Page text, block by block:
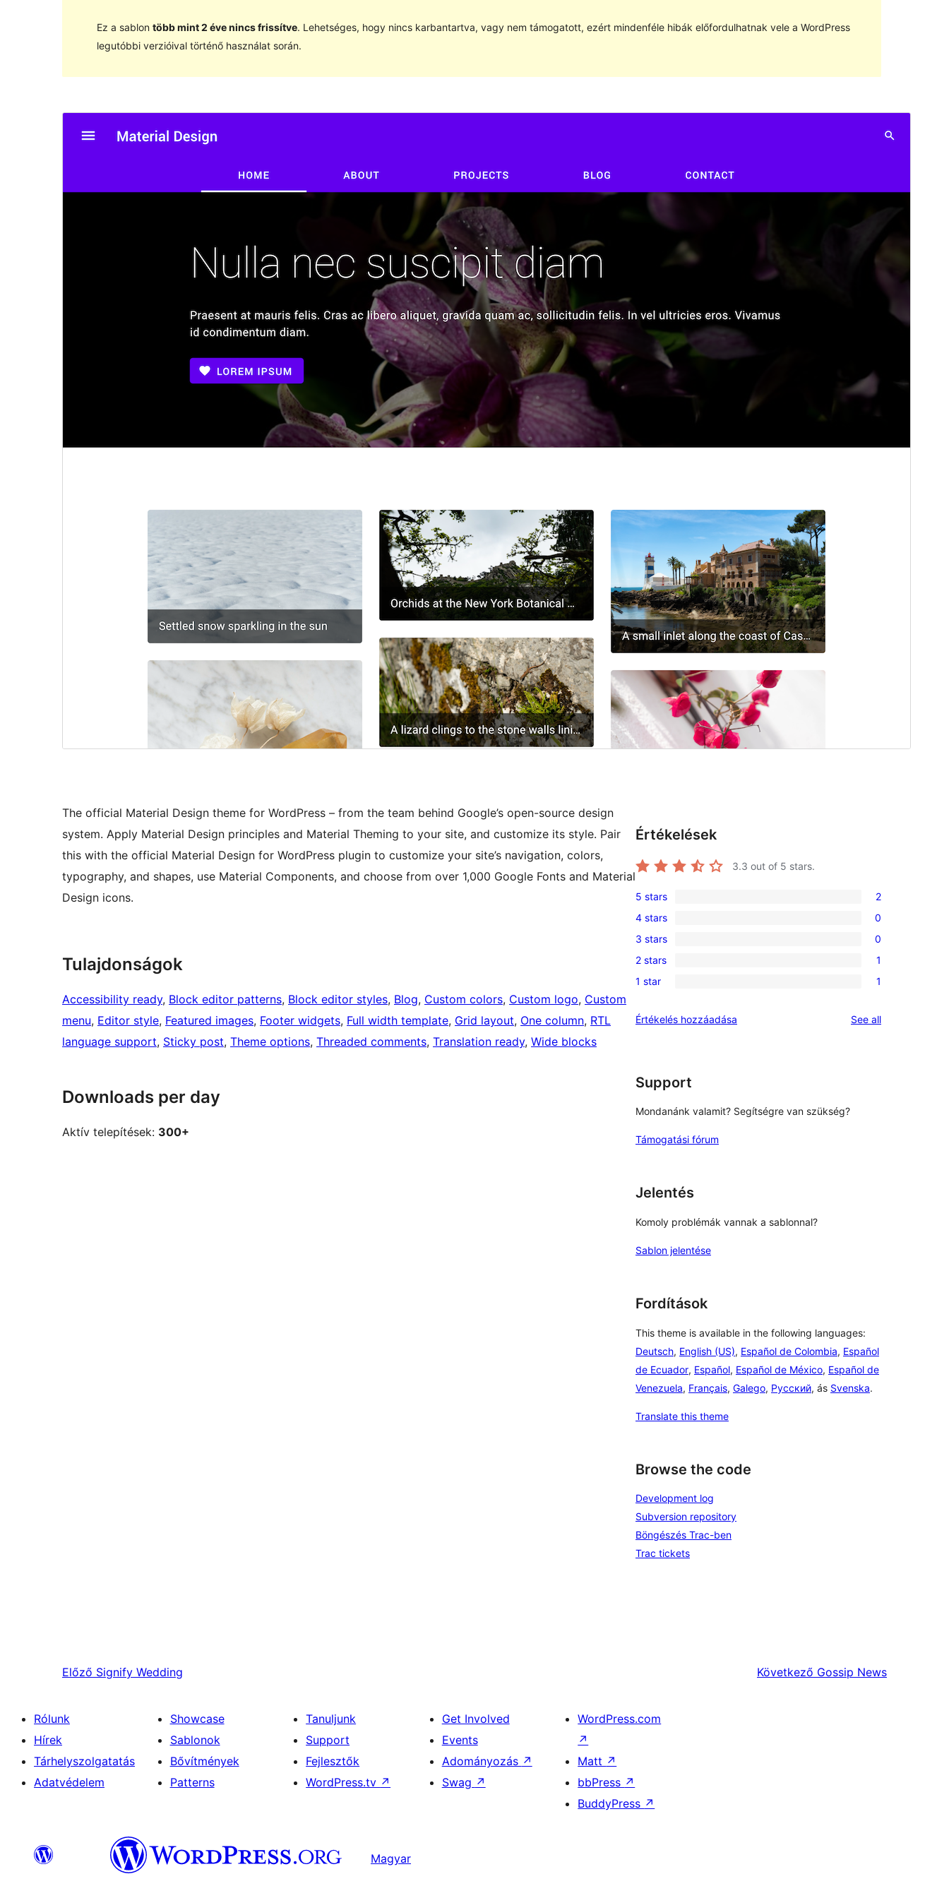
Ez a sablon több mint 2 éve nincs frissítve. Lehetséges, hogy nincs karbantartva, vagy nem támogatott, ezért mindenféle hibák előfordulhatnak vele a WordPress
legutóbbi verzióival történő használat során.
Last updated
Theme homepage
The official Material Design theme for WordPress – from the team behind Google’s open-source design
system. Apply Material Design principles and Material Theming to your site, and customize its style. Pair
this with the official Material Design for WordPress plugin to customize your site’s navigation, colors,
typography, and shapes, use Material Components, and choose from over 1,000 Google Fonts and Material
Design icons.
Tulajdonságok
Accessibility ready, Block editor patterns, Block editor styles, Blog, Custom colors, Custom logo, Custom
menu, Editor style, Featured images, Footer widgets, Full width template, Grid layout, One column, RTL
language support, Sticky post, Theme options, Threaded comments, Translation ready, Wide blocks
Downloads per day
Aktív telepítések: 300+
Értékelések
3.3 out of 5 stars.
2
5-
star
reviews
5 stars 2
0
4-
star
reviews
4 stars 0
0
3-
star
3 stars 0
1
2-
review
2 stars 1
1
star
1 star 1
Értékelés hozzáadása See allreviews
Support
Mondanánk valamit? Segítségre van szükség?
Támogatási fórum
Jelentés
Komoly problémák vannak a sablonnal?
Sablon jelentése
Fordítások
This theme is available in the following languages:
Deutsch, English (US), Español de Colombia, Español
de Ecuador, Español, Español de México, Español de
Venezuela, Français, Galego, Русский, ás Svenska.
Translate this theme
Browse the code
Development log
Subversion repository
Böngészés Trac-ben
Trac tickets
Előző Signify Wedding Következő Gossip News
Rólunk
Hírek
Tárhelyszolgatatás
Adatvédelem
Showcase
Sablonok
Bővítmények
Patterns
Tanuljunk
Support
Fejlesztők
WordPress.tv ↗
Get Involved
Events
Adományozás ↗
Swag ↗
WordPress.com
↗
Matt ↗
bbPress ↗
BuddyPress ↗
Magyar